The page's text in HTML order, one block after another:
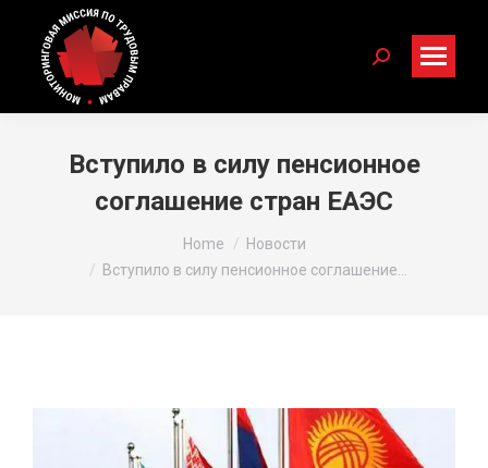
Search:
Вступило в силу пенсионное
соглашение стран ЕАЭС
Home
Новости
Вступило в силу пенсионное соглашение…